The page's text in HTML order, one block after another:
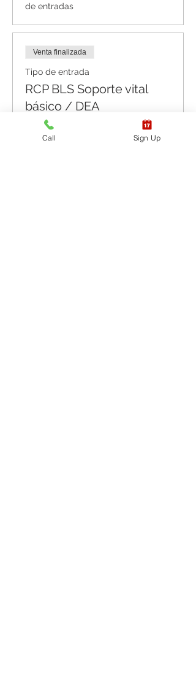
de entradas
Venta finalizada
Tipo de entrada
RCP BLS Soporte vital
básico / DEA
Leer más
Call Sign Up